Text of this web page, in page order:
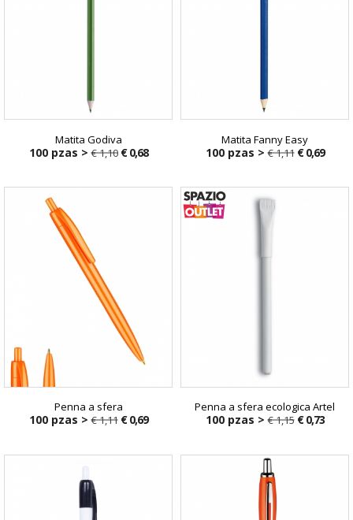
Matita Godiva
100 pzas >€ 1,10 € 0,68
Matita Fanny Easy
100 pzas >€ 1,11 € 0,69
Penna a sfera
100 pzas >€ 1,11 € 0,69
Penna a sfera ecologica Artel
100 pzas >€ 1,15 € 0,73